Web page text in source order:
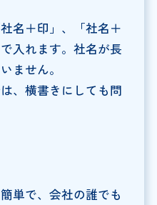
名＋印」、「社名＋
入れます。社名が長
ません。
、横書きにしても問
単で、会社の誰でも